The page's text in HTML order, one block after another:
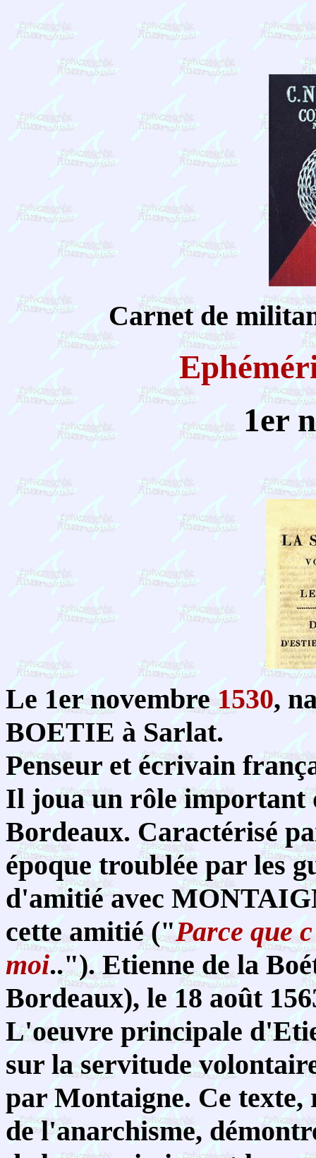
Carnet de
1er
Le 1er novembre1530,
BOETIE à Sarlat.
Penseur et écrivain
Il joua un rôle important
Bordeaux. Caractérisé
époque troublée par les
d'amitié avec
cette amitié ("Parce que
moi.."). Etienne de la
Bordeaux), le 18 août
L'oeuvre principale
sur la servitude
par Montaigne. Ce texte,
de l'anarchisme,